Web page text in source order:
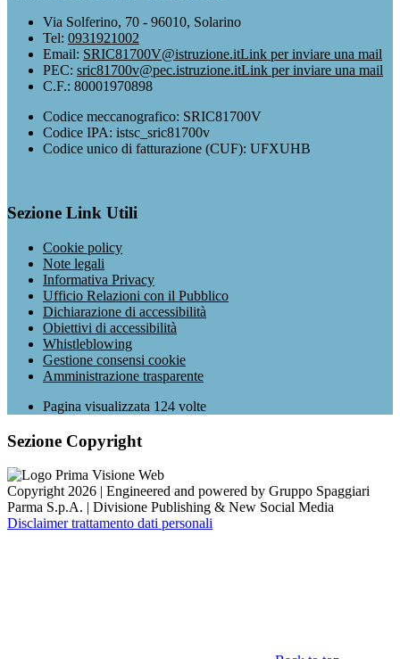
Via Solferino, 70 - 96010, Solarino
Tel: 0931921002
Email: SRIC81700V@istruzione.itLink per inviare una mail
PEC: sric81700v@pec.istruzione.itLink per inviare una mail
C.F.: 80001970898
Codice meccanografico: SRIC81700V
Codice IPA: istsc_sric81700v
Codice unico di fatturazione (CUF): UFXUHB
Sezione Link Utili
Cookie policy
Note legali
Informativa Privacy
Ufficio Relazioni con il Pubblico
Dichiarazione di accessibilità
Obiettivi di accessibilità
Whistleblowing
Gestione consensi cookie
Amministrazione trasparente
Pagina visualizzata 124 volte
Sezione Copyright
Copyright 2026 | Engineered and powered by Gruppo Spaggiari
Parma S.p.A. | Divisione Publishing & New Social Media
Disclaimer trattamento dati personali